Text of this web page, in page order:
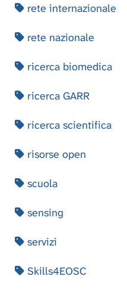
rete internazionale
rete nazionale
ricerca biomedica
ricerca GARR
ricerca scientifica
risorse open
scuola
sensing
servizi
Skills4EOSC